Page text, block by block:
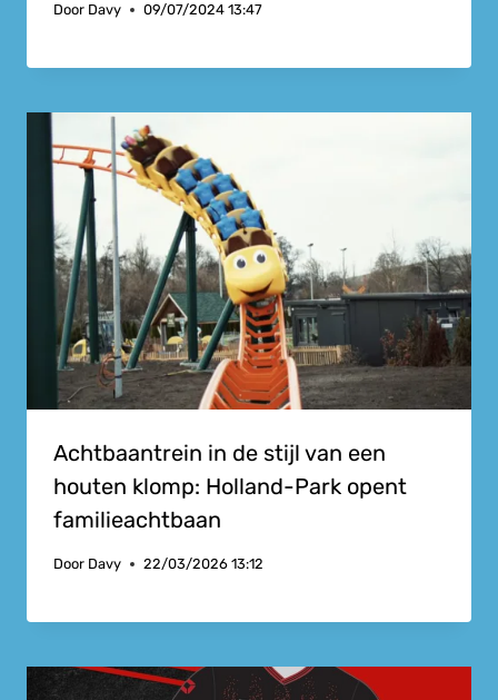
Door Davy 09/07/2024 13:47
Achtbaantrein in de stijl van een
houten klomp: Holland-Park opent
familieachtbaan
Door Davy 22/03/2026 13:12